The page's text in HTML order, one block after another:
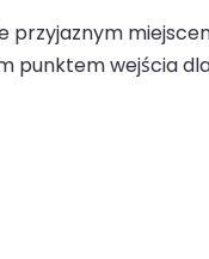
przyjaznym
punktem wejścia